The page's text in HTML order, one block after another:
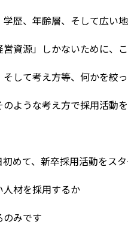
歴、年齢層、そして広い
資源」しかないために、
して考え方等、何かを絞
ような考え方で採用活動
めて、新卒採用活動をス
材を採用するか
のみです